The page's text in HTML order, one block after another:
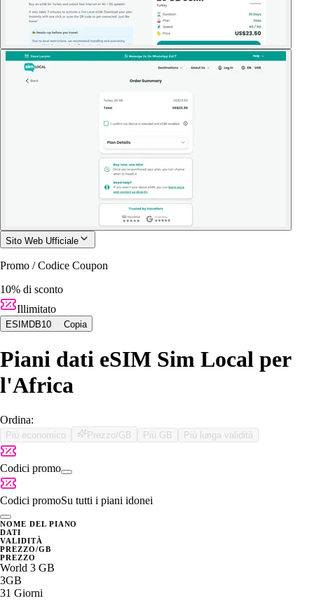
Sito Web Ufficiale
Promo / Codice Coupon
10% di sconto
Illimitato
ESIMDB10 Copia
Piani dati eSIM Sim Local per
l'Africa
Ordina:
Più economico Prezzo/GB Più GB Più lunga validità
Codici promo
Codici promoSu tutti i piani idonei
NOME DEL PIANO
DATI
VALIDITÀ
PREZZO/GB
PREZZO
World 3 GB
3GB
31 Giorni